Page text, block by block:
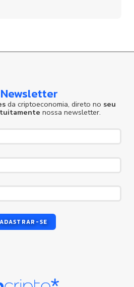
Newsletter
da criptoeconomia, direto no seu
nossa newsletter.
SE